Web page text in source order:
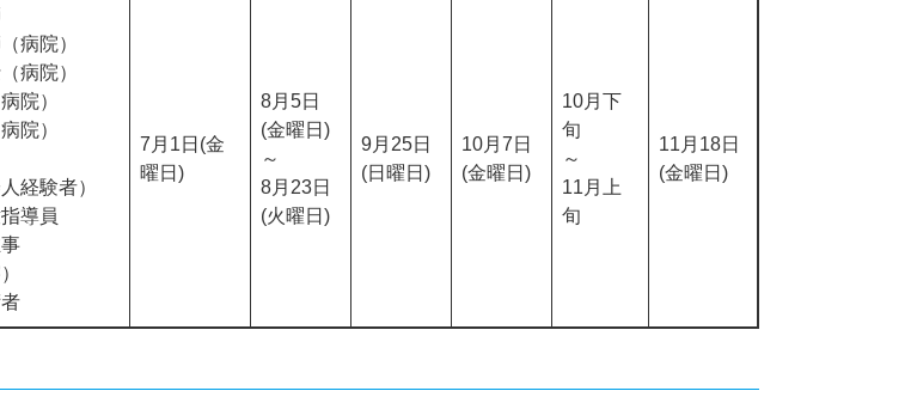
病院）
病院）
院）
院）
経験者）
導員
7月1日(金
曜日)
8月5日
(金曜日)
～
8月23日
(火曜日)
9月25日
(日曜日)
10月7日
(金曜日)
10月下
旬
～
11月上
旬
11月18日
(金曜日)